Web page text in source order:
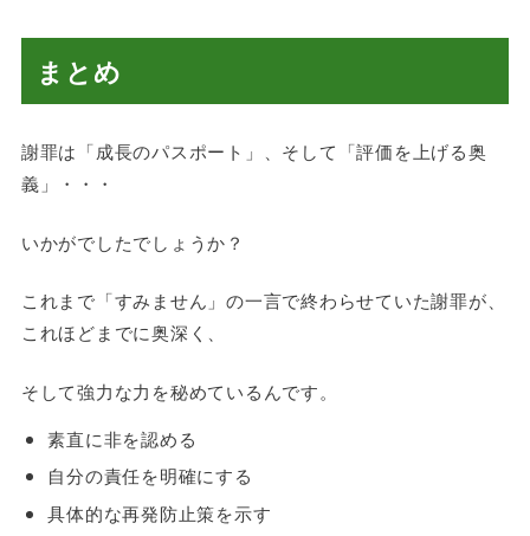
まとめ
謝罪は「成長のパスポート」、そして「評価を上げる奥
義」・・・
いかがでしたでしょうか？
これまで「すみません」の一言で終わらせていた謝罪が、
これほどまでに奥深く、
そして強力な力を秘めているんです。
素直に非を認める
自分の責任を明確にする
具体的な再発防止策を示す